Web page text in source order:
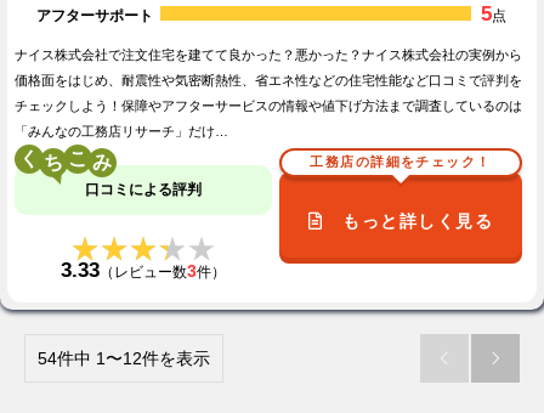
アフターサポート
5点
ナイス株式会社で注文住宅を建てて良かった？悪かった？ナイス株式会社の実例から
価格面をはじめ、耐震性や気密断熱性、省エネ性などの住宅性能など口コミで評判を
チェックしよう！保障やアフターサービスの情報や値下げ方法まで調査しているのは
「みんなの工務店リサーチ」だけ…
く こ
口コミによる評判
★★★★★
★★★★★
3.33 （レビュー数3件）
工務店の詳細をチェック！
もっと詳しく見る
54件中 1〜12件を表示  